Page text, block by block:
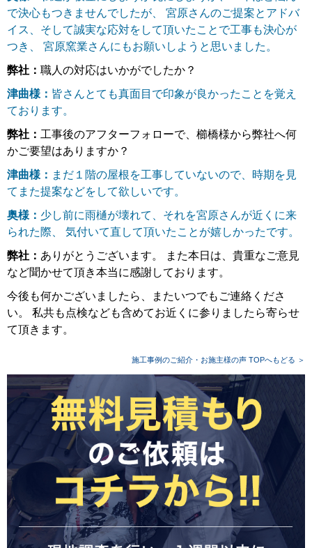
で決心もつきませんでしたが、 宮原さんのご提案とアドバ
イス、そして誠実な応対をして頂いたことで工事も決心が
つき、 宮原窯業さんにもお願いしようと思いました。
弊社： 職人の対応はいかがでしたか？
津曲様： 皆さんとても真面目で印象が良かったことを覚え
ております。
弊社： 工事後のアフターフォローで、櫛橋様から弊社へ何
かご要望はありますか？
津曲様： まだ１階の屋根を工事していないので、時期を見
てまた提案などをして欲しいです。
奥様： 少し前に雨樋が壊れて、それを宮原さんが近くに来
られた際、 気付いて直して頂いたことが嬉しかったです。
弊社： ありがとうございます。 また本日は、貴重なご意見
など聞かせて頂き本当に感謝しております。
今後も何かございましたら、またいつでもご連絡くださ
い。 私共も点検なども含めてお近くに参りましたら寄らせ
て頂きます。
施工事例のご紹介・お施主様の声 TOPへもどる ＞